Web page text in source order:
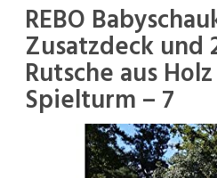
REBO
Zusatzdeck und
Rutsche aus
Spielturm – 7